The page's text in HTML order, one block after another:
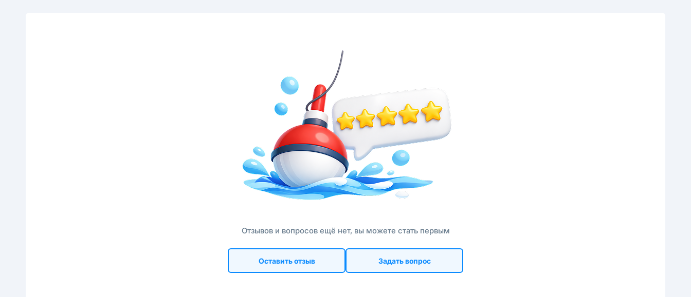
Отзывов и вопросов ещё нет, вы можете стать первым
Оставить отзыв Задать вопрос